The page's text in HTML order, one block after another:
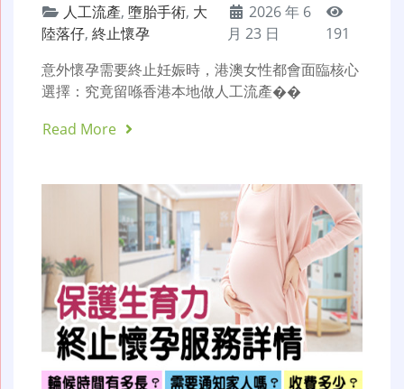
人工流產, 墮胎手術, 大
陸落仔, 終止懷孕
2026 年 6
月 23 日
191
意外懷孕需要終止妊娠時，港澳女性都會面臨核心
選擇：究竟留喺香港本地做人工流產��
Read More